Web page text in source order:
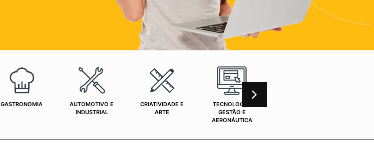
GASTRONOMIA
AUTOMOTIVO E
INDUSTRIAL
CRIATIVIDADE E
ARTE
TECNOLOGIA,
GESTÃO E
AERONÁUTICA